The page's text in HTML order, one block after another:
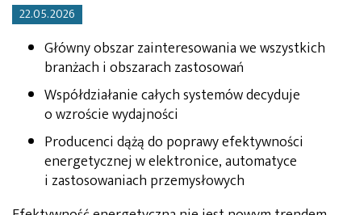
22.05.2026
Główny obszar zainteresowania we wszystkich
branżach i obszarach zastosowań
Współdziałanie całych systemów decyduje
o wzroście wydajności
​Producenci dążą do poprawy efektywności
energetycznej w elektronice, automatyce
i zastosowaniach przemysłowych